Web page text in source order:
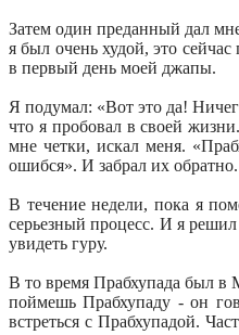
Затем один преданный дал
я был очень худой, это
в первый день моей джапы.
Я подумал: «Вот это да!
что я пробовал в своей
мне четки, искал меня.
ошибся». И забрал их
В течение недели, пока я
серьезный процесс. И я
увидеть гуру.
В то время Прабхупада был в
поймешь Прабхупаду - он
встреться с Прабхупадой.